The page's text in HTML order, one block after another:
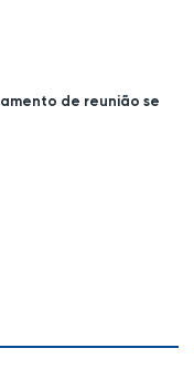
de reunião se